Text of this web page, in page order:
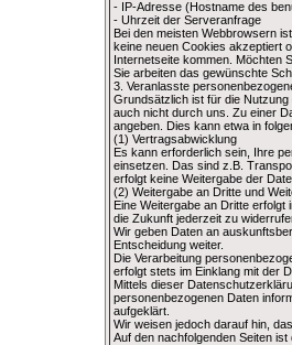
- IP-Adresse (Hostname des
- Uhrzeit der Serveranfrage
Bei den meisten Webbrowsern
keine neuen Cookies akzeptiert
Internetseite kommen. Möchten
Sie arbeiten das gewünschte
3. Veranlasste
Grundsätzlich ist für die
auch nicht durch uns. Zu einer
angeben. Dies kann etwa in
(1) Vertragsabwicklung
Es kann erforderlich sein, Ihre
einsetzen. Das sind z.B.
erfolgt keine Weitergabe der
(2) Weitergabe an Dritte und
Eine Weitergabe an Dritte
die Zukunft jederzeit zu
Wir geben Daten an
Entscheidung weiter.
Die Verarbeitung
erfolgt stets im Einklang mit der
Mittels dieser
personenbezogenen Daten
aufgeklärt.
Wir weisen jedoch darauf hin,
Auf den nachfolgenden Seiten